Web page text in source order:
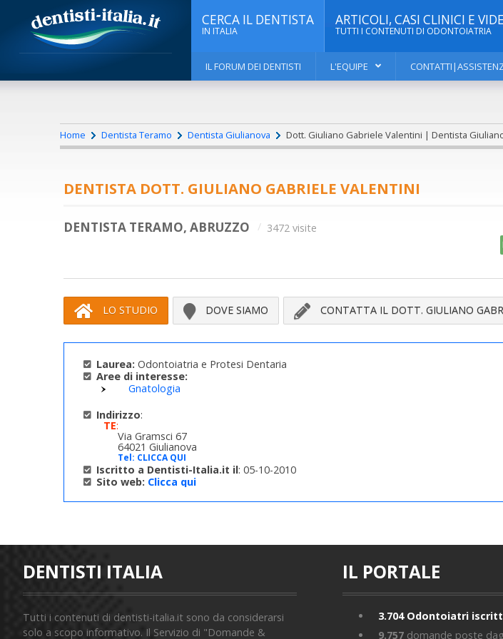
CERCA IL DENTISTA
IN ITALIA
ARTICOLI, CASI CLINICI E
TUTTI I CONTENUTI DI ODONTOIATRIA
IL FORUM DEI DENTISTI L'EQUIPE
Home Dentista Teramo Dentista Giulianova Dott. Giuliano Gabriele Valentini | Dentista
DENTISTA DOTT. GIULIANO GABRIELE VALENTINI
DENTISTA TERAMO, ABRUZZO 3472 visite
LO STUDIO DOVE SIAMO CONTATTA IL DOTT. GIULIANO
Laurea: Odontoiatria e Protesi Dentaria
Aree di interesse:
Gnatologia
Indirizzo:
TE:
Via Gramsci 67
64021 Giulianova
Tel: CLICCA QUI
Iscritto a Dentisti-Italia.it il: 05-10-2010
Sito web: Clicca qui
DENTISTI ITALIA
Tutti i contenuti di dentisti-italia.it sono da considerarsi
solo a scopo informativo. Il Servizio di "Domande &
IL PORTALE
3.704Odontoiatri
9.757 domande poste